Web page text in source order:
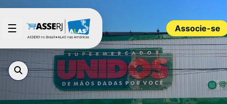
Pular para o Conteúdo principal
Associe-se